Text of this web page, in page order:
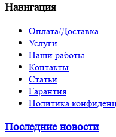
Навигация
Оплата/Доставка
Услуги
Наши работы
Контакты
Статьи
Гарантия
Политика
Последние новости